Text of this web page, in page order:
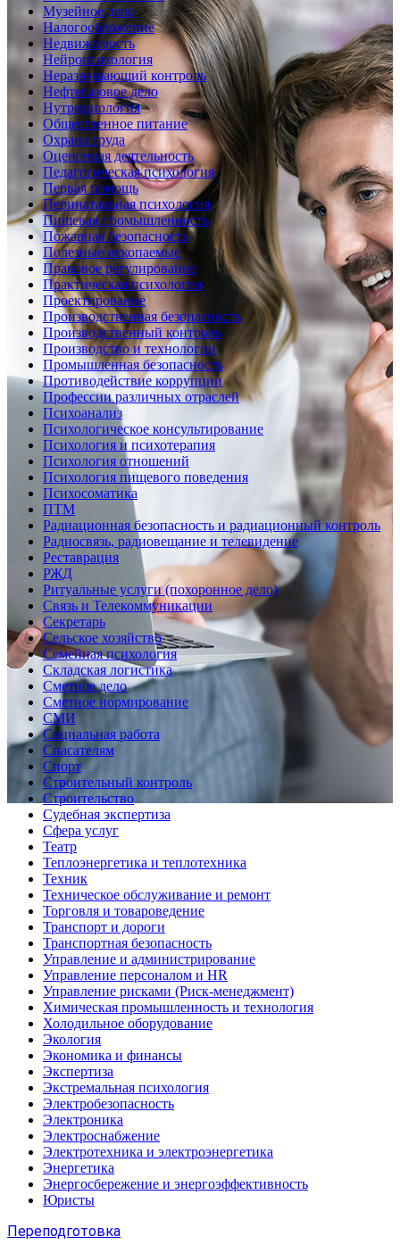
Музейное дело
Налогообложение
Недвижимость
Нейропсихология
Неразрушающий контроль
Нефтегазовое дело
Нутрициология
Общественное питание
Охрана труда
Оценочная деятельность
Педагогическая психология
Первая помощь
Перинатальная психология
Пищевая промышленность
Пожарная безопасность
Полезные ископаемые
Правовое регулирование
Практическая психология
Проектирование
Производственная безопасность
Производственный контроль
Производство и технологии
Промышленная безопасность
Противодействие коррупции
Профессии различных отраслей
Психоанализ
Психологическое консультирование
Психология и психотерапия
Психология отношений
Психология пищевого поведения
Психосоматика
ПТМ
Радиационная безопасность и радиационный контроль
Радиосвязь, радиовещание и телевидение
Реставрация
РЖД
Ритуальные услуги (похоронное дело)
Связь и Телекоммуникации
Секретарь
Сельское хозяйство
Семейная психология
Складская логистика
Сметное дело
Сметное нормирование
СМИ
Социальная работа
Спасателям
Спорт
Строительный контроль
Строительство
Судебная экспертиза
Сфера услуг
Театр
Теплоэнергетика и теплотехника
Техник
Техническое обслуживание и ремонт
Торговля и товароведение
Транспорт и дороги
Транспортная безопасность
Управление и администрирование
Управление персоналом и HR
Управление рисками (Риск-менеджмент)
Химическая промышленность и технология
Холодильное оборудование
Экология
Экономика и финансы
Экспертиза
Экстремальная психология
Электробезопасность
Электроника
Электроснабжение
Электротехника и электроэнергетика
Энергетика
Энергосбережение и энергоэффективность
Юристы
Переподготовка